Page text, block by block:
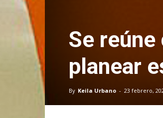
Se
planear
By Keila Urbano - 23 febrero,